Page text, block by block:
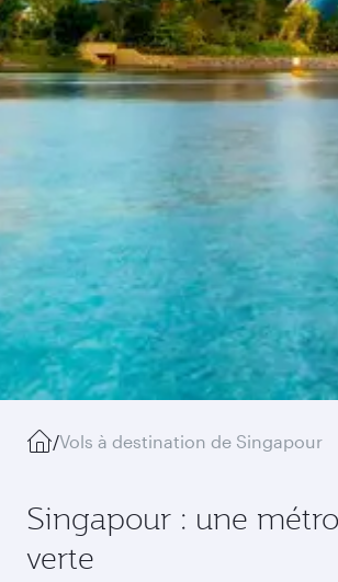
/Vols à destination de Singapour
Singapour : une
verte